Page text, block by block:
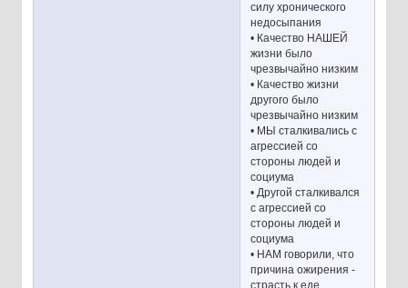
силу хронического
недосыпания
• Качество НАШЕЙ
жизни было
чрезвычайно низким
• Качество жизни
другого было
чрезвычайно низким
• МЫ сталкивались с
агрессией со
стороны людей и
социума
• Другой сталкивался
с агрессией со
стороны людей и
социума
• НАМ говорили, что
причина ожирения -
страсть к еде